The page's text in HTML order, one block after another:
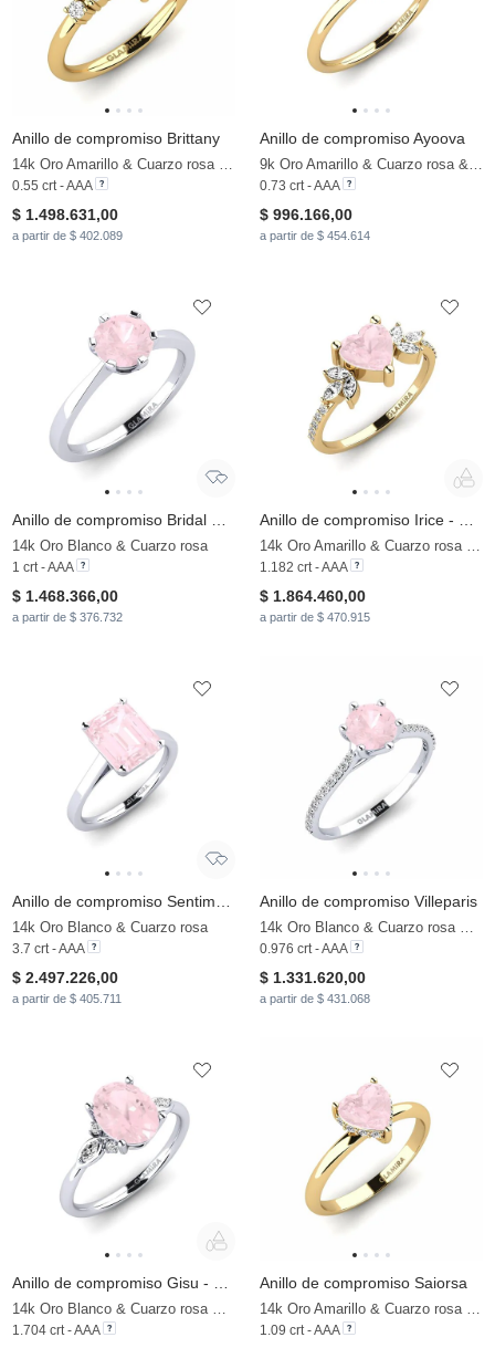
Anillo de compromiso Brittany
0.55 crt - AAA
$ 1.498.631,00
a partir de $ 402.089
Anillo de compromiso Ayoova
0.73 crt - AAA
$ 996.166,00
a partir de $ 454.614
14k Oro Blanco & Cuarzo rosa
1 crt - AAA
$ 1.468.366,00
a partir de $ 376.732
1.182 crt - AAA
$ 1.864.460,00
a partir de $ 470.915
14k Oro Blanco & Cuarzo rosa
3.7 crt - AAA
$ 2.497.226,00
a partir de $ 405.711
Anillo de compromiso Villeparis
0.976 crt - AAA
$ 1.331.620,00
a partir de $ 431.068
1.704 crt - AAA
Anillo de compromiso Saiorsa
1.09 crt - AAA